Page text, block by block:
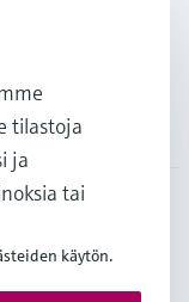
tilastoja
ja
tai
käytön.